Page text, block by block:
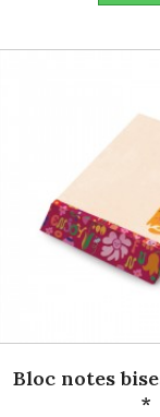
Bloc notes
*